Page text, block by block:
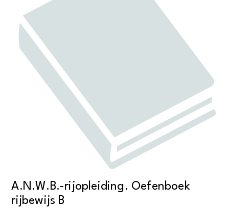
A.N.W.B.-rijopleiding. Oefenboek
rijbewijs B